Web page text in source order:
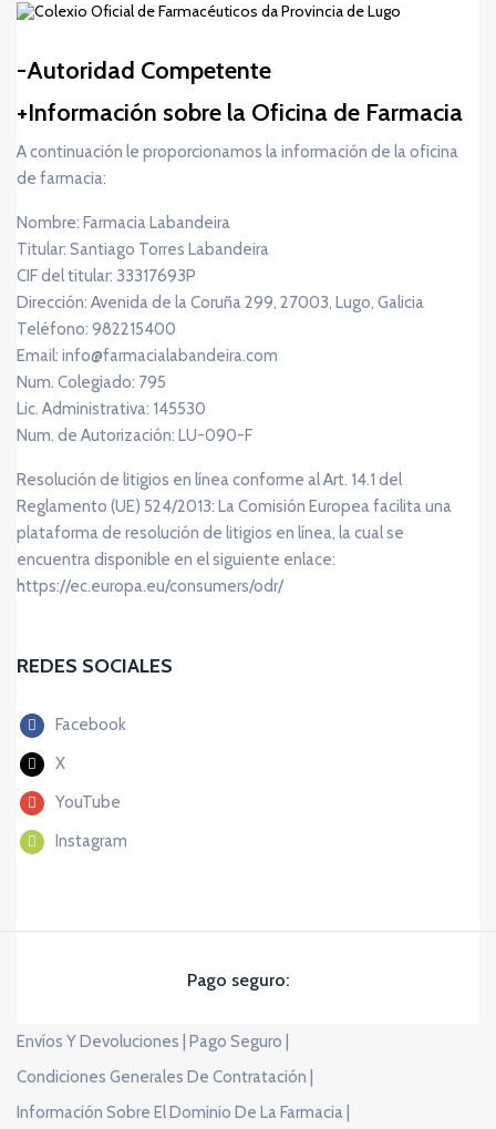
Autoridad Competente
Información sobre la Oficina de Farmacia
A continuación le proporcionamos la información de la oficina
de farmacia:
Nombre: Farmacia Labandeira
Titular: Santiago Torres Labandeira
CIF del titular: 33317693P
Dirección: Avenida de la Coruña 299, 27003, Lugo, Galicia
Teléfono: 982215400
Email: info@farmacialabandeira.com
Num. Colegiado: 795
Lic. Administrativa: 145530
Num. de Autorización: LU-090-F
Resolución de litigios en línea conforme al Art. 14.1 del
Reglamento (UE) 524/2013: La Comisión Europea facilita una
plataforma de resolución de litigios en línea, la cual se
encuentra disponible en el siguiente enlace:
https://ec.europa.eu/consumers/odr/
REDES SOCIALES
Facebook
X
YouTube
Instagram
Pago seguro:
Envíos Y Devoluciones | Pago Seguro |
Condiciones Generales De Contratación |
Información Sobre El Dominio De La Farmacia |